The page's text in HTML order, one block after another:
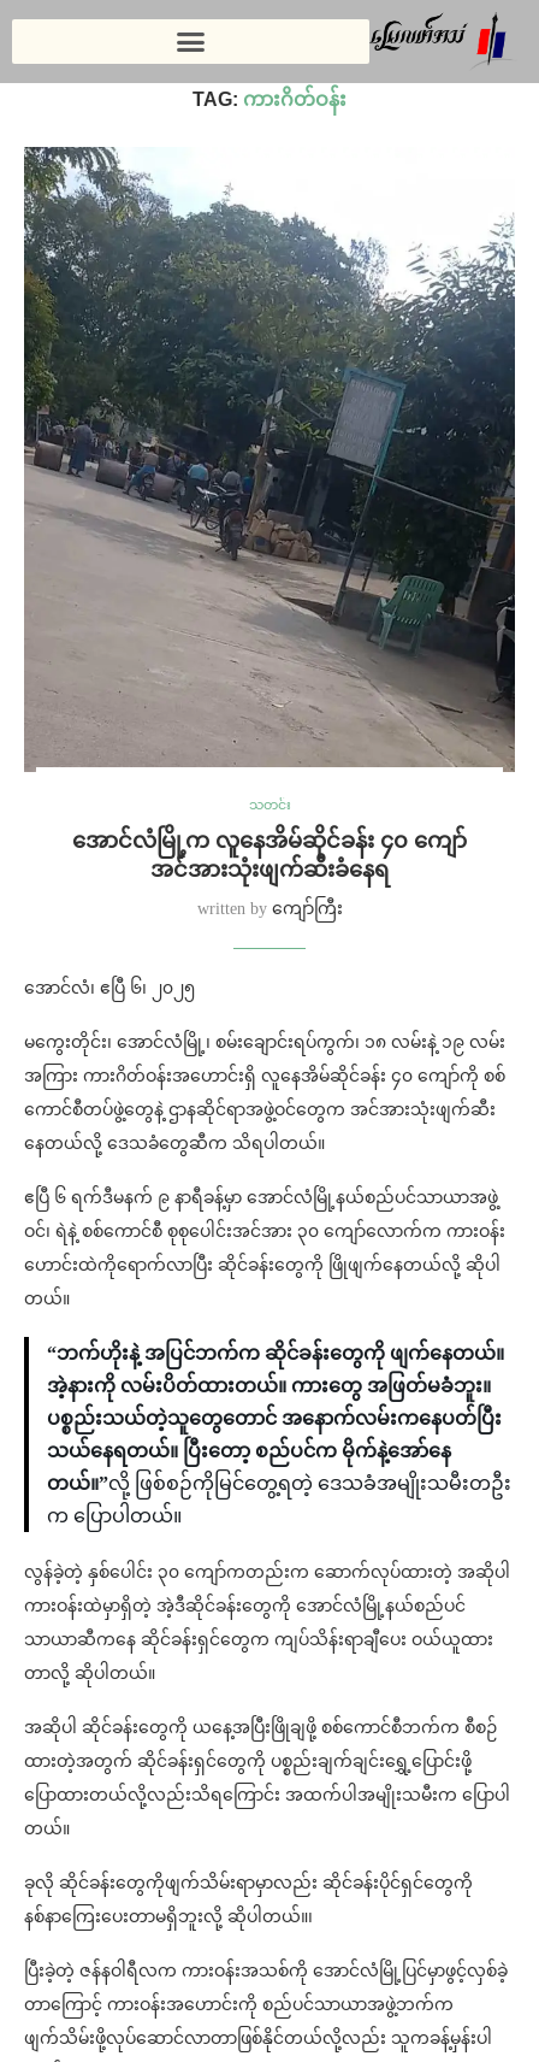
TAG: ကားဂိတ်ဝန်း
သတင်း
အောင်လံမြို့က လူနေအိမ်ဆိုင်ခန်း ၄၀ ကျော်
အင်အားသုံးဖျက်ဆီးခံနေရ
written by ကျော်ကြီး
အောင်လံ၊ ဧပြီ ၆၊ ၂၀၂၅
မကွေးတိုင်း၊ အောင်လံမြို့၊ စမ်းချောင်းရပ်ကွက်၊ ၁၈ လမ်းနဲ့ ၁၉ လမ်း
အကြား ကားဂိတ်ဝန်းအဟောင်းရှိ လူနေအိမ်ဆိုင်ခန်း ၄၀ ကျော်ကို စစ်
ကောင်စီတပ်ဖွဲ့တွေနဲ့ ဌာနဆိုင်ရာအဖွဲ့ဝင်တွေက အင်အားသုံးဖျက်ဆီး
နေတယ်လို့ ဒေသခံတွေဆီက သိရပါတယ်။
ဧပြီ ၆ ရက်ဒီမနက် ၉ နာရီခန့်မှာ အောင်လံမြို့နယ်စည်ပင်သာယာအဖွဲ့
ဝင်၊ ရဲနဲ့ စစ်ကောင်စီ စုစုပေါင်းအင်အား ၃၀ ကျော်လောက်က ကားဝန်း
ဟောင်းထဲကိုရောက်လာပြီး ဆိုင်ခန်းတွေကို ဖြိုဖျက်နေတယ်လို့ ဆိုပါ
တယ်။
“ဘက်ဟိုးနဲ့ အပြင်ဘက်က ဆိုင်ခန်းတွေကို ဖျက်နေတယ်။
အဲ့နားကို လမ်းပိတ်ထားတယ်။ ကားတွေ အဖြတ်မခံဘူး။
ပစ္စည်းသယ်တဲ့သူတွေတောင် အနောက်လမ်းကနေပတ်ပြီး
သယ်နေရတယ်။ ပြီးတော့ စည်ပင်က မိုက်နဲ့အော်နေ
တယ်။”လို့ ဖြစ်စဉ်ကိုမြင်တွေ့ရတဲ့ ဒေသခံအမျိုးသမီးတဦး
က ပြောပါတယ်။
လွန်ခဲ့တဲ့ နှစ်ပေါင်း ၃၀ ကျော်ကတည်းက ဆောက်လုပ်ထားတဲ့ အဆိုပါ
ကားဝန်းထဲမှာရှိတဲ့ အဲ့ဒီဆိုင်ခန်းတွေကို အောင်လံမြို့နယ်စည်ပင်
သာယာဆီကနေ ဆိုင်ခန်းရှင်တွေက ကျပ်သိန်းရာချီပေး ဝယ်ယူထား
တာလို့ ဆိုပါတယ်။
အဆိုပါ ဆိုင်ခန်းတွေကို ယနေ့အပြီးဖြိုချဖို့ စစ်ကောင်စီဘက်က စီစဉ်
ထားတဲ့အတွက် ဆိုင်ခန်းရှင်တွေကို ပစ္စည်းချက်ချင်းရွှေ့ပြောင်းဖို့
ပြောထားတယ်လို့လည်းသိရကြောင်း အထက်ပါအမျိုးသမီးက ပြောပါ
တယ်။
ခုလို ဆိုင်ခန်းတွေကိုဖျက်သိမ်းရာမှာလည်း ဆိုင်ခန်းပိုင်ရှင်တွေကို
နစ်နာကြေးပေးတာမရှိဘူးလို့ ဆိုပါတယ်။၊
ပြီးခဲ့တဲ့ ဇန်နဝါရီလက ကားဝန်းအသစ်ကို အောင်လံမြို့ပြင်မှာဖွင့်လှစ်ခဲ့
တာကြောင့် ကားဝန်းအဟောင်းကို စည်ပင်သာယာအဖွဲ့ဘက်က
ဖျက်သိမ်းဖို့လုပ်ဆောင်လာတာဖြစ်နိုင်တယ်လို့လည်း သူကခန့်မှန်းပါ